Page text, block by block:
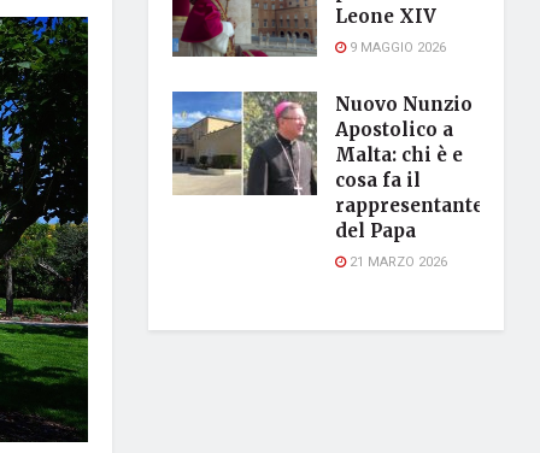
Leone XIV
9 MAGGIO 2026
Nuovo Nunzio
Apostolico a
Malta: chi è e
cosa fa il
rappresentante
del Papa
21 MARZO 2026